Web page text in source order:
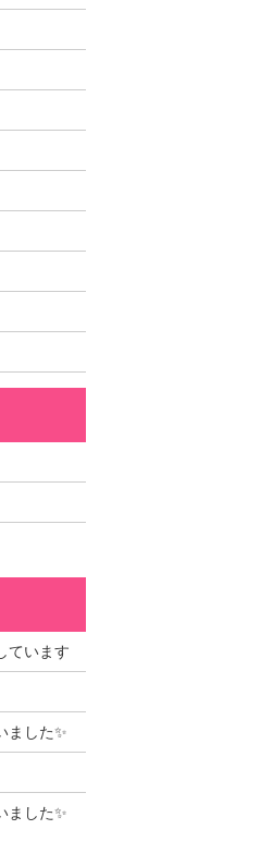
ています
ました✨
ました✨